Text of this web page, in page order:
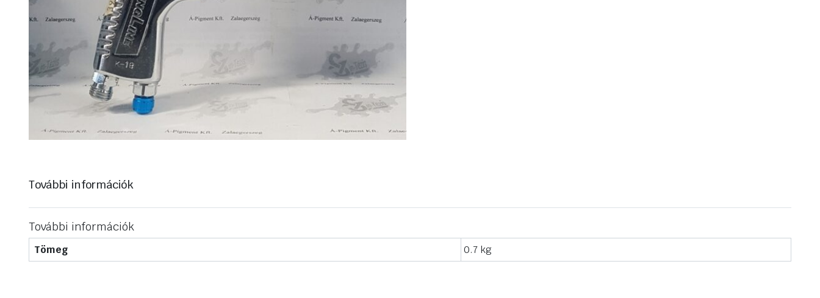
További információk
További információk
Tömeg 0.7 kg